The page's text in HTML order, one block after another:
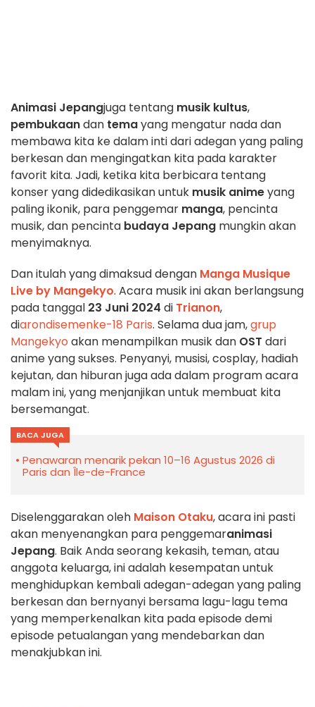
Animasi Jepangjuga tentang musik kultus,
pembukaandan temayang mengatur nada dan
membawa kita ke dalam inti dari adegan yang paling
berkesan dan mengingatkan kita pada karakter
favorit kita. Jadi, ketika kita berbicara tentang
konser yang didedikasikan untuk musik animeyang
paling ikonik, para penggemar manga, pencinta
musik, dan pencinta budaya Jepang mungkin akan
menyimaknya.
Dan itulah yang dimaksud dengan Manga Musique
Live by Mangekyo. Acara musik ini akan berlangsung
pada tanggal 23 Juni 2024 di Trianon,
diarondisemenke-18 Paris. Selama dua jam,grup
Mangekyo akan menampilkan musik dan OST dari
anime yang sukses. Penyanyi, musisi, cosplay, hadiah
kejutan, dan hiburan juga ada dalam program acara
malam ini, yang menjanjikan untuk membuat kita
bersemangat.
BACA JUGA
Penawaran menarik pekan 10–16 Agustus 2026 di
Paris dan Île-de-France
Diselenggarakan oleh Maison Otaku, acara ini pasti
akan menyenangkan para penggemaranimasi
Jepang. Baik Anda seorang kekasih, teman, atau
anggota keluarga, ini adalah kesempatan untuk
menghidupkan kembali adegan-adegan yang paling
berkesan dan bernyanyi bersama lagu-lagu tema
yang memperkenalkan kita pada episode demi
episode petualangan yang mendebarkan dan
menakjubkan ini.